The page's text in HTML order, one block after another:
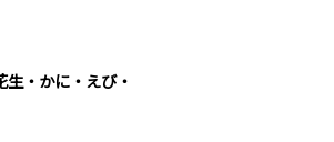
生・かに・えび・